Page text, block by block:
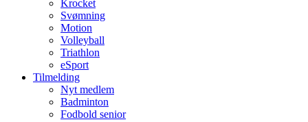
Krocket
Svømning
Motion
Volleyball
Triathlon
eSport
Tilmelding
Nyt medlem
Badminton
Fodbold senior